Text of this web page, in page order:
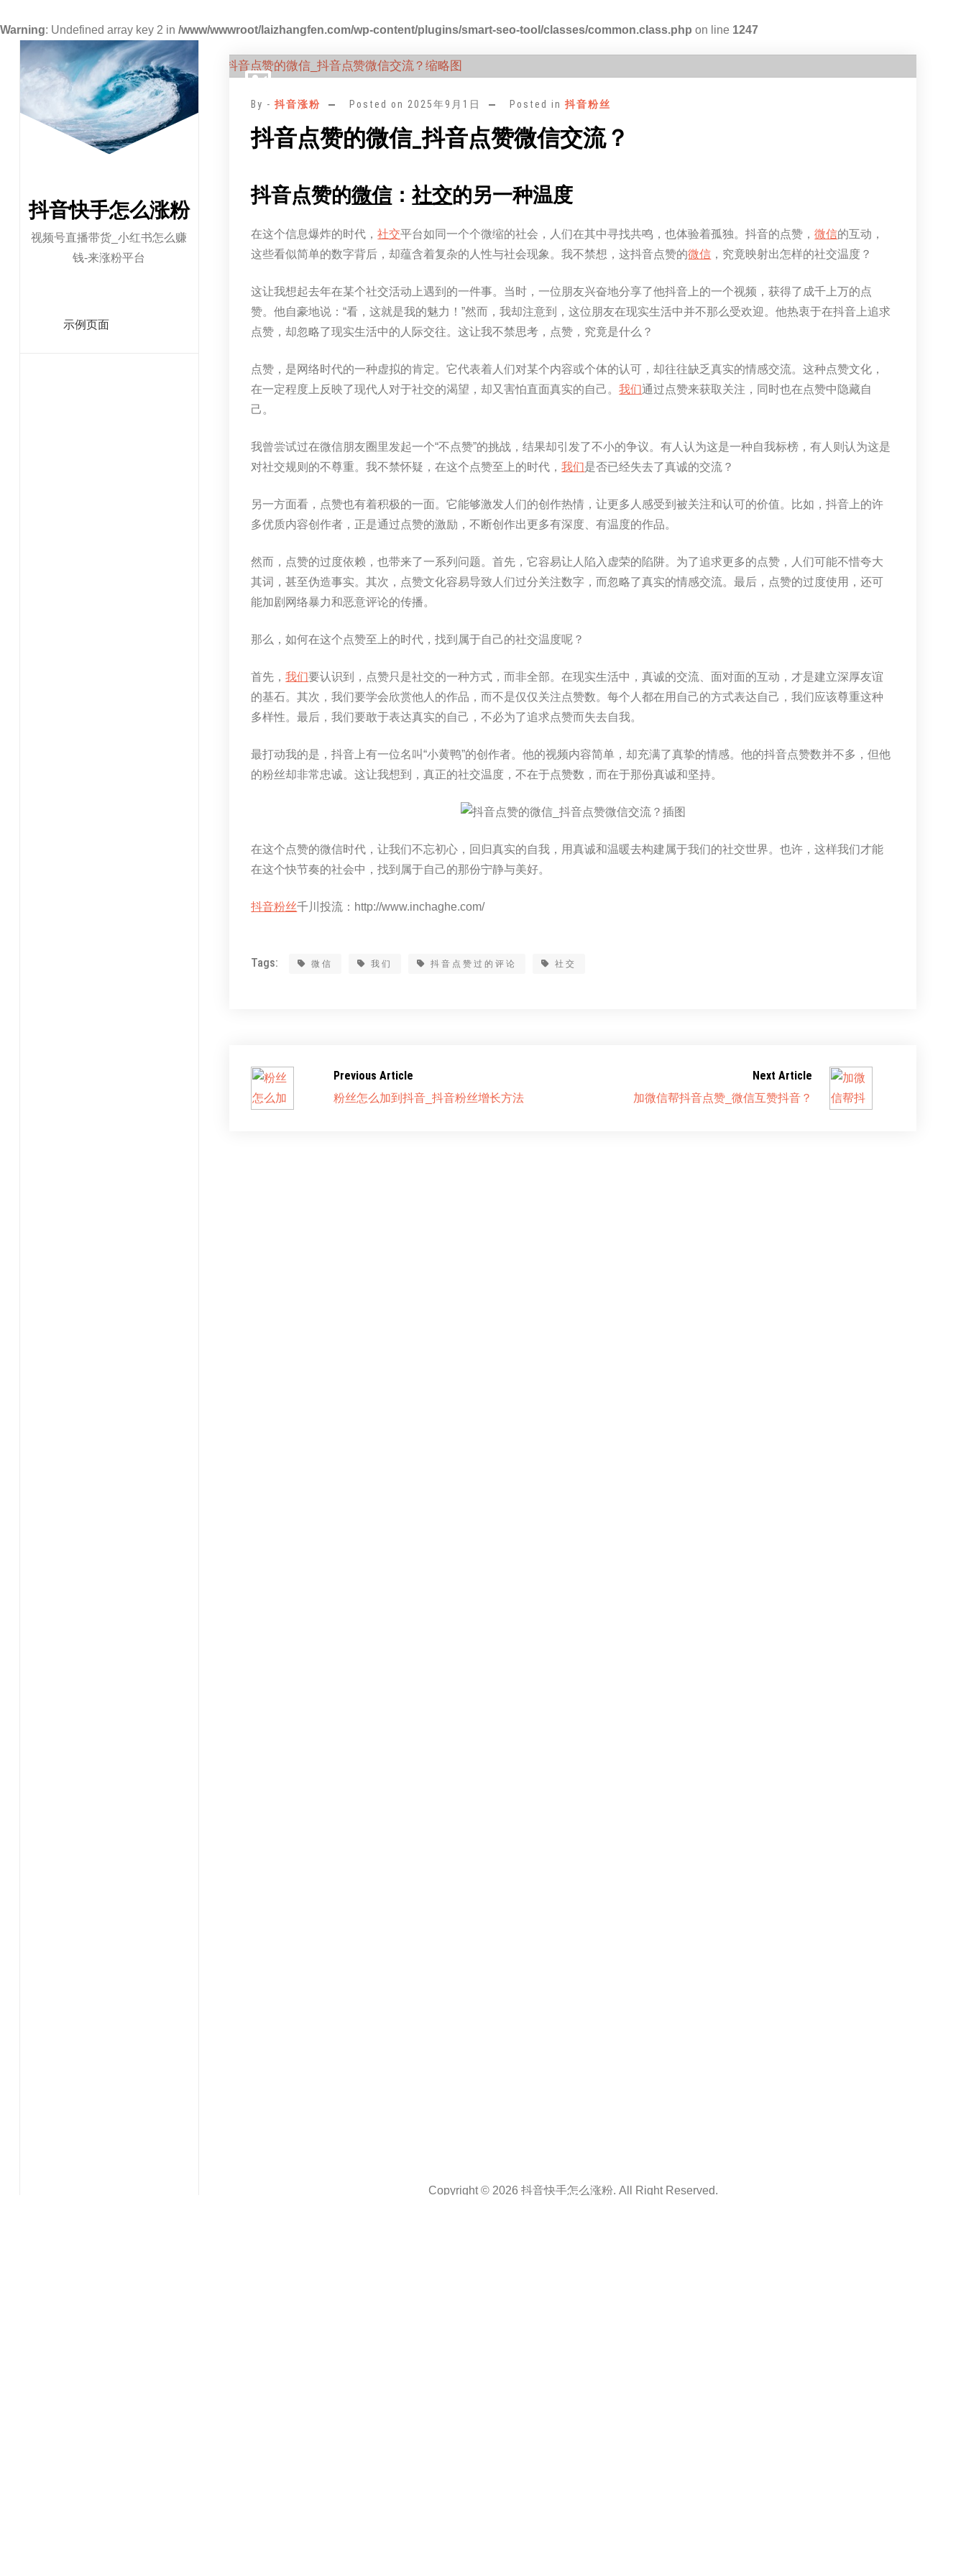
Warning: Undefined array key 2 in /www/wwwroot/laizhangfen.com/wp-content/plugins/smart-seo-tool/classes/common.class.php on line 1247
抖音快手怎么涨粉
视频号直播带货_小红书怎么赚
钱-来涨粉平台
示例页面
By -抖音涨粉 Posted on 2025年9月1日 Posted in抖音粉丝
抖音点赞的微信_抖音点赞微信交流？
抖音点赞的微信：社交的另一种温度
在这个信息爆炸的时代，社交平台如同一个个微缩的社会，人们在其中寻找共鸣，也体验着孤独。抖音的点赞，微信的互动，
这些看似简单的数字背后，却蕴含着复杂的人性与社会现象。我不禁想，这抖音点赞的微信 ，究竟映射出怎样的社交温度？
这让我想起去年在某个社交活动上遇到的一件事。当时，一位朋友兴奋地分享了他抖音上的一个视频，获得了成千上万的点
赞。他自豪地说：“看，这就是我的魅力！”然而，我却注意到，这位朋友在现实生活中并不那么受欢迎。他热衷于在抖音上追求
点赞，却忽略了现实生活中的人际交往。这让我不禁思考，点赞，究竟是什么？
点赞，是网络时代的一种虚拟的肯定。它代表着人们对某个内容或个体的认可，却往往缺乏真实的情感交流。这种点赞文化，
在一定程度上反映了现代人对于社交的渴望，却又害怕直面真实的自己。我们通过点赞来获取关注，同时也在点赞中隐藏自
己。
我曾尝试过在微信朋友圈里发起一个“不点赞”的挑战，结果却引发了不小的争议。有人认为这是一种自我标榜，有人则认为这是
对社交规则的不尊重。我不禁怀疑，在这个点赞至上的时代，我们是否已经失去了真诚的交流？
另一方面看，点赞也有着积极的一面。它能够激发人们的创作热情，让更多人感受到被关注和认可的价值。比如，抖音上的许
多优质内容创作者，正是通过点赞的激励，不断创作出更多有深度、有温度的作品。
然而，点赞的过度依赖，也带来了一系列问题。首先，它容易让人陷入虚荣的陷阱。为了追求更多的点赞，人们可能不惜夸大
其词，甚至伪造事实。其次，点赞文化容易导致人们过分关注数字，而忽略了真实的情感交流。最后，点赞的过度使用，还可
能加剧网络暴力和恶意评论的传播。
那么，如何在这个点赞至上的时代，找到属于自己的社交温度呢？
首先，我们要认识到，点赞只是社交的一种方式，而非全部。在现实生活中，真诚的交流、面对面的互动，才是建立深厚友谊
的基石。其次，我们要学会欣赏他人的作品，而不是仅仅关注点赞数。每个人都在用自己的方式表达自己，我们应该尊重这种
多样性。最后，我们要敢于表达真实的自己，不必为了追求点赞而失去自我。
最打动我的是，抖音上有一位名叫“小黄鸭”的创作者。他的视频内容简单，却充满了真挚的情感。他的抖音点赞数并不多，但他
的粉丝却非常忠诚。这让我想到，真正的社交温度，不在于点赞数，而在于那份真诚和坚持。
在这个点赞的微信时代，让我们不忘初心，回归真实的自我，用真诚和温暖去构建属于我们的社交世界。也许，这样我们才能
在这个快节奏的社会中，找到属于自己的那份宁静与美好。
抖音粉丝千川投流：http://www.inchaghe.com/
Tags: 微信 我们 抖音点赞过的评论 社交
Previous Article
粉丝怎么加到抖音_抖音粉丝增长方法
Next Article
加微信帮抖音点赞_微信互赞抖音？
Copyright © 2026 抖音快手怎么涨粉. All Right Reserved.